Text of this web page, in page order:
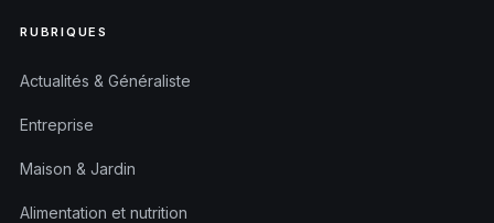
RUBRIQUES
Actualités & Généraliste
Entreprise
Maison & Jardin
Alimentation et nutrition